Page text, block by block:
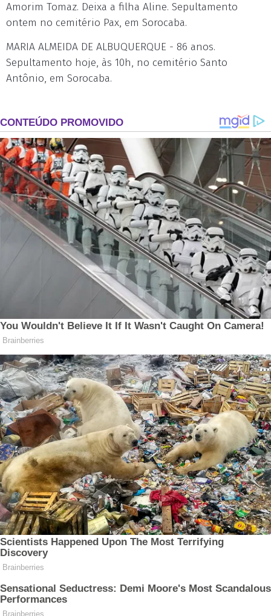
Amorim Tomaz. Deixa a filha Aline. Sepultamento
ontem no cemitério Pax, em Sorocaba.
MARIA ALMEIDA DE ALBUQUERQUE - 86 anos.
Sepultamento hoje, às 10h, no cemitério Santo
Antônio, em Sorocaba.